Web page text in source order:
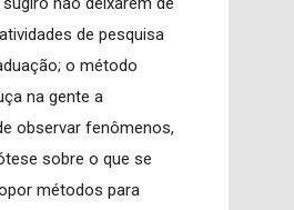
de pesquisa
o método
na gente a
observar fenômenos,
sobre o que se
métodos para